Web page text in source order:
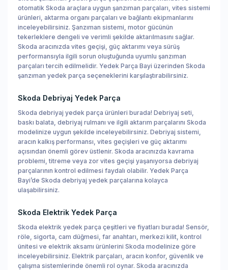
otomatik Skoda araçlara uygun şanzıman parçaları, vites sistemi
ürünleri, aktarma organı parçaları ve bağlantı ekipmanlarını
inceleyebilirsiniz. Şanzıman sistemi, motor gücünün
tekerleklere dengeli ve verimli şekilde aktarılmasını sağlar.
Skoda aracınızda vites geçişi, güç aktarımı veya sürüş
performansıyla ilgili sorun oluştuğunda uyumlu şanzıman
parçaları tercih edilmelidir. Yedek Parça Bayi üzerinden Skoda
şanzıman yedek parça seçeneklerini karşılaştırabilirsiniz.
Skoda Debriyaj Yedek Parça
Skoda debriyaj yedek parça ürünleri burada! Debriyaj seti,
baskı balata, debriyaj rulmanı ve ilgili aktarım parçalarını Skoda
modelinize uygun şekilde inceleyebilirsiniz. Debriyaj sistemi,
aracın kalkış performansı, vites geçişleri ve güç aktarımı
açısından önemli görev üstlenir. Skoda aracınızda kavrama
problemi, titreme veya zor vites geçişi yaşanıyorsa debriyaj
parçalarının kontrol edilmesi faydalı olabilir. Yedek Parça
Bayi’de Skoda debriyaj yedek parçalarına kolayca
ulaşabilirsiniz.
Skoda Elektrik Yedek Parça
Skoda elektrik yedek parça çeşitleri ve fiyatları burada! Sensör,
röle, sigorta, cam düğmesi, far anahtarı, merkezi kilit, kontrol
ünitesi ve elektrik aksamı ürünlerini Skoda modelinize göre
inceleyebilirsiniz. Elektrik parçaları, aracın konfor, güvenlik ve
çalışma sistemlerinde önemli rol oynar. Skoda aracınızda